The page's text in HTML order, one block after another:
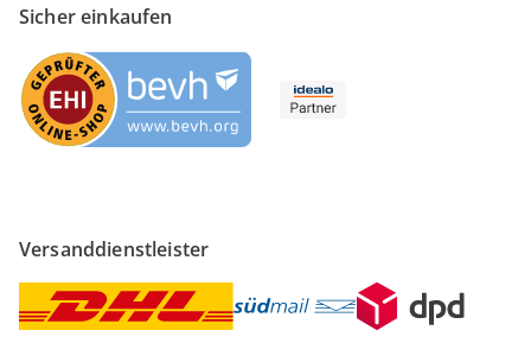
Sicher einkaufen
Versanddienstleister